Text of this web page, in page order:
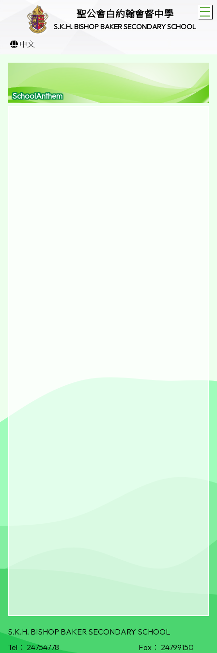
聖公會白約翰會督中學
S.K.H. BISHOP BAKER SECONDARY SCHOOL
中文
SchoolAnthem
S.K.H. BISHOP BAKER SECONDARY SCHOOL
Tel： 24754778 Fax： 24799150